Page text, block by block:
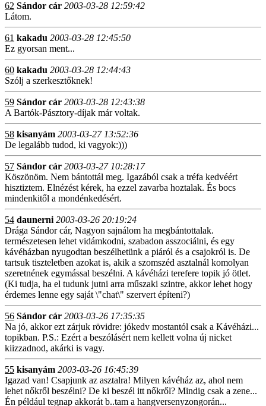
62 Sándor cár 2003-03-28 12:59:42
Látom.
61 kakadu 2003-03-28 12:45:50
Ez gyorsan ment...
60 kakadu 2003-03-28 12:44:43
Szólj a szerkesztőknek!
59 Sándor cár 2003-03-28 12:43:38
A Bartók-Pásztory-díjak már voltak.
58 kisanyám 2003-03-27 13:52:36
De legalább tudod, ki vagyok:)))
57 Sándor cár 2003-03-27 10:28:17
Köszönöm. Nem bántottál meg. Igazából csak a tréfa kedvéért
hisztiztem. Elnézést kérek, ha ezzel zavarba hoztalak. És bocs
mindenkitől a mondénkedésért.
54 daunerni 2003-03-26 20:19:24
Drága Sándor cár, Nagyon sajnálom ha megbántottalak.
természetesen lehet vidámkodni, szabadon asszociálni, és egy
kávéházban nyugodtan beszélhetünk a piáról és a csajokról is. De
tartsuk tiszteletben azokat is, akik a szomszéd asztalnál komolyan
szeretnének egymással beszélni. A kávéházi terefere topik jó ötlet.
(Ki tudja, ha el tudunk jutni arra műszaki szintre, akkor lehet hogy
érdemes lenne egy saját \"chat\" szervert építeni?)
56 Sándor cár 2003-03-26 17:35:35
Na jó, akkor ezt zárjuk rövidre: jókedv mostantól csak a Kávéházi...
topikban. P.S.: Ezért a beszólásért nem kellett volna új nicket
kiizzadnod, akárki is vagy.
55 kisanyám 2003-03-26 16:45:39
Igazad van! Csapjunk az asztalra! Milyen kávéház az, ahol nem
lehet nőkről beszélni? De ki beszél itt nőkről? Mindig csak a zene...
Én például tegnap akkorát b..tam a hangversenyzongorán...